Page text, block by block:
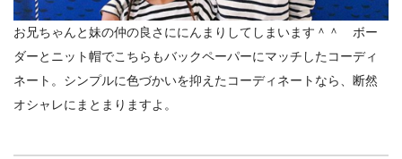
お兄ちゃんと妹の仲の良さににんまりしてしまいます＾＾ ボー
ダーとニット帽でこちらもバックペーパーにマッチしたコーディ
ネート。シンプルに色づかいを抑えたコーディネートなら、断然
オシャレにまとまりますよ。